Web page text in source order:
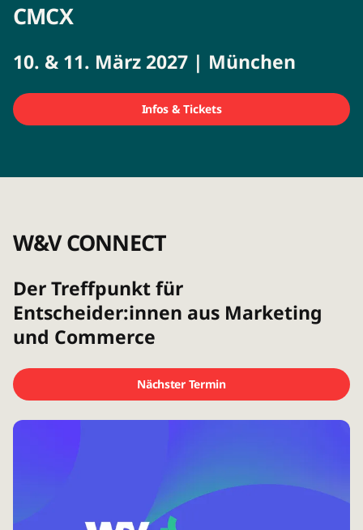
CMCX
10. & 11. März 2027 | München
Infos & Tickets
W&V CONNECT
Der Treffpunkt für
Entscheider:innen aus Marketing
und Commerce
Nächster Termin